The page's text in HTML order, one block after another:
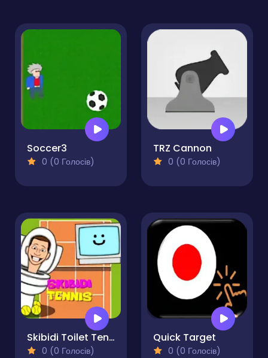
Soccer3
0 (0 Голосів)
TRZ Cannon
0 (0 Голосів)
Skibidi Toilet Tennis
0 (0 Голосів)
Quick Target
0 (0 Голосів)